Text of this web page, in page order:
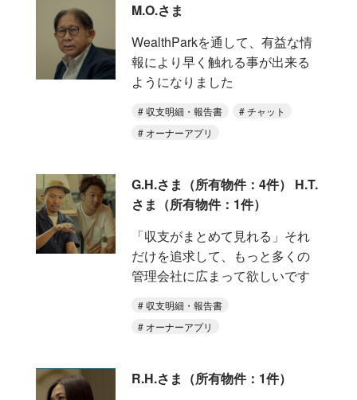
M.O.さま
WealthParkを通して、有益な情
報により早く触れる事が出来る
ようになりました
収支明細・報告書
チャット
オーナーアプリ
G.H.さま（所有物件：4件） H.T.
さま（所有物件：1件）
「収支がまとめて見れる」それ
だけを追求して、もっと多くの
管理会社に広まって欲しいです
収支明細・報告書
オーナーアプリ
R.H.さま（所有物件：1件）